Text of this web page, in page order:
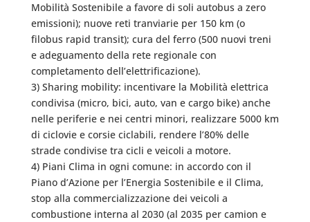
Mobilità Sostenibile a favore di soli autobus a zero
emissioni); nuove reti tranviarie per 150 km (o
filobus rapid transit); cura del ferro (500 nuovi treni
e adeguamento della rete regionale con
completamento dell’elettrificazione).
3) Sharing mobility: incentivare la Mobilità elettrica
condivisa (micro, bici, auto, van e cargo bike) anche
nelle periferie e nei centri minori, realizzare 5000 km
di ciclovie e corsie ciclabili, rendere l’80% delle
strade condivise tra cicli e veicoli a motore.
4) Piani Clima in ogni comune: in accordo con il
Piano d’Azione per l’Energia Sostenibile e il Clima,
stop alla commercializzazione dei veicoli a
combustione interna al 2030 (al 2035 per camion e